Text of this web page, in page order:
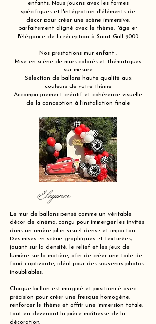
enfants. Nous jouons avec les formes
spécifiques et l'intégration d'éléments de
décor pour créer une scène immersive,
parfaitement aligné avec le thème, l'âge et
l'élégance de la réception à Saint-Gall 9000
Nos prestations mur enfant :
Mise en scène de murs colorés et thématiques
sur-mesure
Sélection de ballons haute qualité aux
couleurs de votre thème
Accompagnement créatif et cohérence visuelle
de la conception à l’installation finale
Elegance
Le mur de ballons pensé comme un véritable
décor de cinéma, conçu pour immerger les invités
dans un arrière-plan visuel dense et impactant.
Des mises en scène graphiques et texturées,
jouant sur la densité, le relief et les jeux de
lumière sur la matière, afin de créer une toile de
fond captivante, idéal pour des souvenirs photos
inoubliables.
Chaque ballon est imaginé et positionné avec
précision pour créer une fresque homogène,
renforcer le thème et offrir une immersion totale,
tout en devenant la pièce maîtresse de la
décoration.